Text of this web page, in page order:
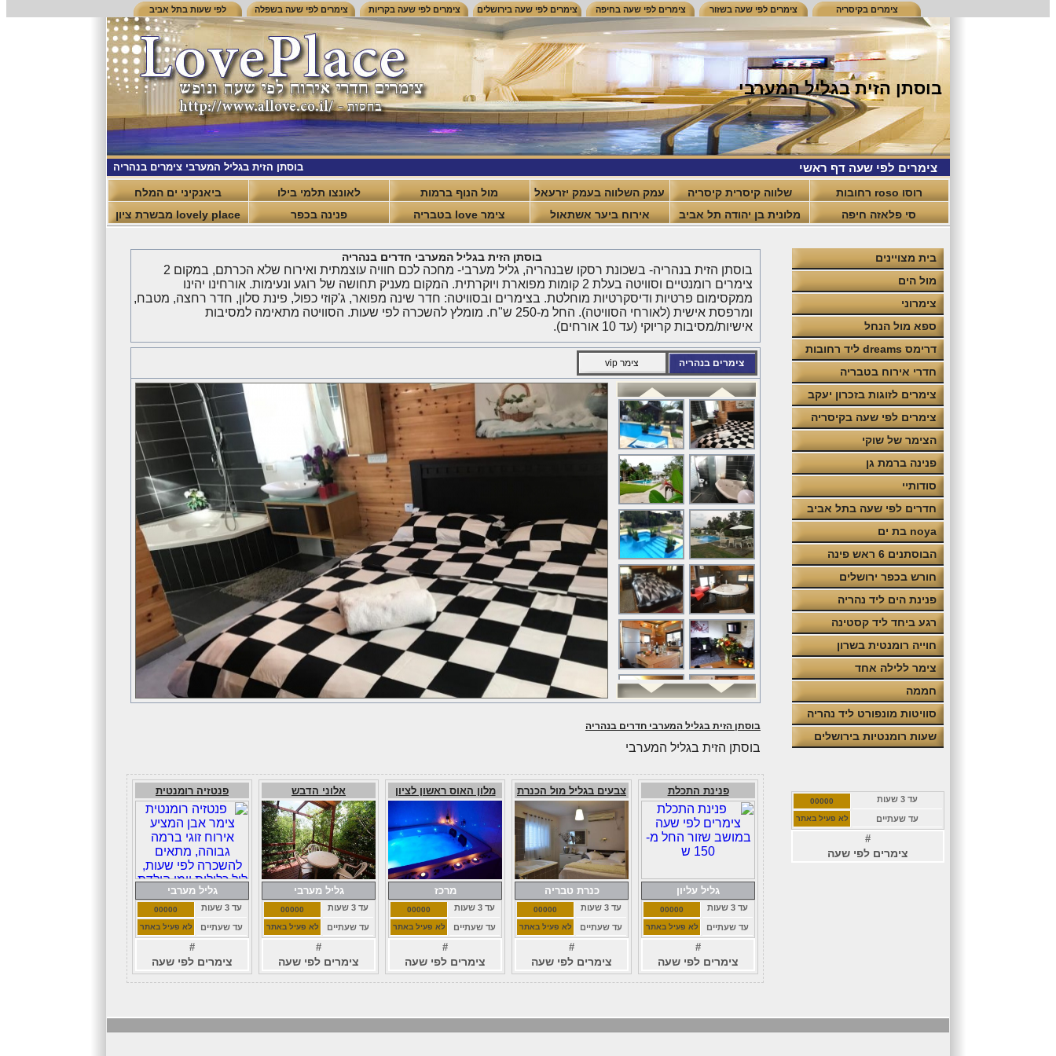
צימרים בקיסריה צימרים לפי שעה בשזור צימרים לפי שעה בחיפה צימרים לפי שעה בירושלים צימרים לפי שעה בקריות צימרים לפי שעה בשפלה לפי שעות בתל אביב
בוסתן הזית בגליל המערבי
צימרים לפי שעה דף ראשי בוסתן הזית בגליל המערבי צימרים בנהריה
רוסו roso רחובות שלווה קיסרית קיסריה עמק השלווה בעמק יזרעאל מול הנוף ברמות לאונצו תלמי בילו
ביאנקיני ים המלח
סי פלאזה חיפה
מלונית בן יהודה תל אביב אירוח ביער אשתאול צימר love בטבריה פנינה בכפר lovely place מבשרת ציון
בית מצויינים
מול הים
צימרוני
ספא מול הנחל
דרימס dreams ליד רחובות
חדרי אירוח בטבריה
צימרים לזוגות בזכרון יעקב
צימרים לפי שעה בקיסריה
הצימר של שוקי
פנינה ברמת גן
סודותיי
חדרים לפי שעה בתל אביב
noya בת ים
הבוסתנים 6 ראש פינה
חורש בכפר ירושלים
פנינת הים ליד נהריה
רגע ביחד ליד קסטינה
חוייה רומנטית בשרון
צימר ללילה אחד
חממה
סוויטות מונפורט ליד נהריה
שעות רומנטיות בירושלים
עד 3 שעות 00000
עד שעתיים לא פעיל באתר
#
צימרים לפי שעה
בוסתן הזית בגליל המערבי חדרים בנהריה
בוסתן הזית בנהריה- בשכונת רסקו שבנהריה, גליל מערבי- מחכה לכם חוויה עוצמתית ואירוח שלא הכרתם, במקום 2
צימרים רומנטיים וסוויטה בעלת 2 קומות מפוארת ויוקרתית. המקום מעניק תחושה של רוגע ונעימות. אורחינו יהינו
ממקסימום פרטיות ודיסקרטיות מוחלטת. בצימרים ובסוויטה: חדר שינה מפואר, ג'קוזי כפול, פינת סלון, חדר רחצה, מטבח,
ומרפסת אישית (לאורחי הסוויטה). החל מ-250 ש"ח. מומלץ להשכרה לפי שעות. הסוויטה מתאימה למסיבות
אישיות/מסיבות קריוקי (עד 10 אורחים).
צימרים בנהריה צימר vip
בוסתן הזית בגליל המערבי חדרים בנהריה
בוסתן הזית בגליל המערבי
פנינת התכלת
גליל עליון
עד 3 שעות 00000
עד שעתיים לא פעיל באתר
#
צימרים לפי שעה
צבעים בגליל מול הכנרת
כנרת טבריה
עד 3 שעות 00000
עד שעתיים לא פעיל באתר
#
צימרים לפי שעה
מלון האוס ראשון לציון
מרכז
עד 3 שעות 00000
עד שעתיים לא פעיל באתר
#
צימרים לפי שעה
אלוני הדבש
גליל מערבי
עד 3 שעות 00000
עד שעתיים לא פעיל באתר
#
צימרים לפי שעה
פנטזיה רומנטית
גליל מערבי
עד 3 שעות 00000
עד שעתיים לא פעיל באתר
#
צימרים לפי שעה